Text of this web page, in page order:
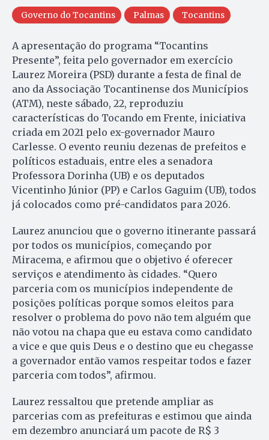
Governo do Tocantins Palmas Tocantins
A apresentação do programa “Tocantins
Presente”, feita pelo governador em exercício
Laurez Moreira (PSD) durante a festa de final de
ano da Associação Tocantinense dos Municípios
(ATM), neste sábado, 22, reproduziu
características do Tocando em Frente, iniciativa
criada em 2021 pelo ex-governador Mauro
Carlesse. O evento reuniu dezenas de prefeitos e
políticos estaduais, entre eles a senadora
Professora Dorinha (UB) e os deputados
Vicentinho Júnior (PP) e Carlos Gaguim (UB), todos
já colocados como pré-candidatos para 2026.
Laurez anunciou que o governo itinerante passará
por todos os municípios, começando por
Miracema, e afirmou que o objetivo é oferecer
serviços e atendimento às cidades. “Quero
parceria com os municípios independente de
posições políticas porque somos eleitos para
resolver o problema do povo não tem alguém que
não votou na chapa que eu estava como candidato
a vice e que quis Deus e o destino que eu chegasse
a governador então vamos respeitar todos e fazer
parceria com todos”, afirmou.
Laurez ressaltou que pretende ampliar as
parcerias com as prefeituras e estimou que ainda
em dezembro anunciará um pacote de R$ 3